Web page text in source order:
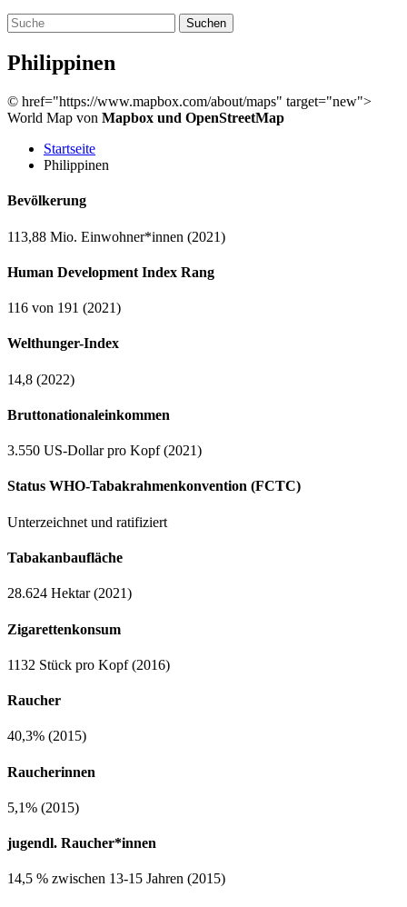
Philippinen
© href="https://www.mapbox.com/about/maps" target="new">
World Map von Mapbox und OpenStreetMap
Startseite
Philippinen
Bevölkerung
113,88 Mio. Einwohner*innen (2021)
Human Development Index Rang
116 von 191 (2021)
Welthunger-Index
14,8 (2022)
Bruttonationaleinkommen
3.550 US-Dollar pro Kopf (2021)
Status WHO-Tabakrahmenkonvention (FCTC)
Unterzeichnet und ratifiziert
Tabakanbaufläche
28.624 Hektar (2021)
Zigarettenkonsum
1132 Stück pro Kopf (2016)
Raucher
40,3% (2015)
Raucherinnen
5,1% (2015)
jugendl. Raucher*innen
14,5 % zwischen 13-15 Jahren (2015)